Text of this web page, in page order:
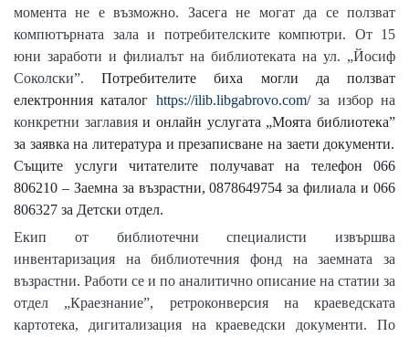
момента не е възможно. Засега не могат да се ползват
компютърната зала и потребителските компютри. От 15
юни заработи и филиалът на библиотеката на ул. „Йосиф
Соколски”.
Потребителите биха могли да ползват
електронния каталог https://ilib.libgabrovo.com/за избор на
конкретни заглавияи онлайн услугата „Моята библиотека”
за заявка на литература и презаписване на заети документи.
Същите услуги читателите получават на телефон 066
806210 – Заемна за възрастни, 0878649754 за филиала и 066
806327 за Детски отдел.
Екип от библиотечни специалисти извършва
инвентаризация на библиотечния фонд на заемната за
възрастни. Работи се и по аналитично описание на статии за
отдел „Краезнание”, ретроконверсия на краеведската
картотека, дигитализация на краеведски документи. По